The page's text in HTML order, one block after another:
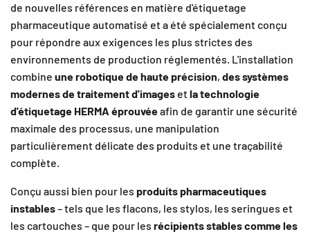
de nouvelles références en matière d'étiquetage
pharmaceutique automatisé et a été spécialement conçu
pour répondre aux exigences les plus strictes des
environnements de production réglementés. L'installation
combine une robotique de haute précision, des systèmes
modernes de traitement d'images etla technologie
d'étiquetage HERMA éprouvéeafin de garantir une sécurité
maximale des processus, une manipulation
particulièrement délicate des produits et une traçabilité
complète.
Conçu aussi bien pour les produits pharmaceutiques
instables– tels que les flacons, les stylos, les seringues et
les cartouches – que pour les récipients stables comme les